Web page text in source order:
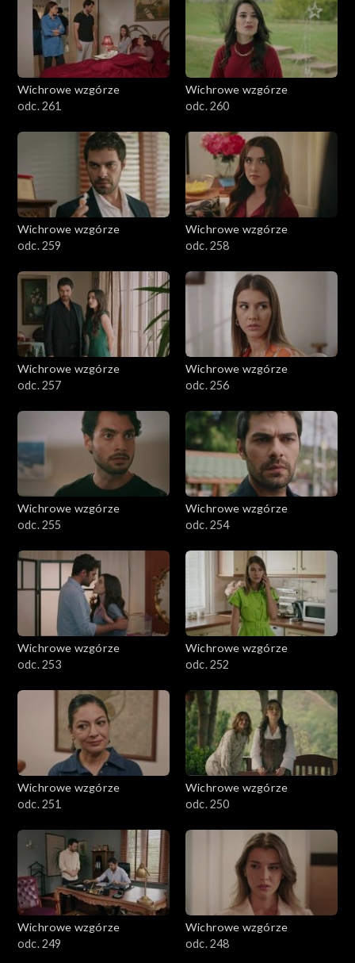
Wichrowe wzgórze
odc. 261
Wichrowe wzgórze
odc. 260
Wichrowe wzgórze
odc. 259
Wichrowe wzgórze
odc. 258
Wichrowe wzgórze
odc. 257
Wichrowe wzgórze
odc. 256
Wichrowe wzgórze
odc. 255
Wichrowe wzgórze
odc. 254
Wichrowe wzgórze
odc. 253
Wichrowe wzgórze
odc. 252
Wichrowe wzgórze
odc. 251
Wichrowe wzgórze
odc. 250
Wichrowe wzgórze
odc. 249
Wichrowe wzgórze
odc. 248